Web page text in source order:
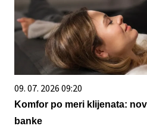
09. 07. 2026 09:20
Komfor po meri klijenata:
banke